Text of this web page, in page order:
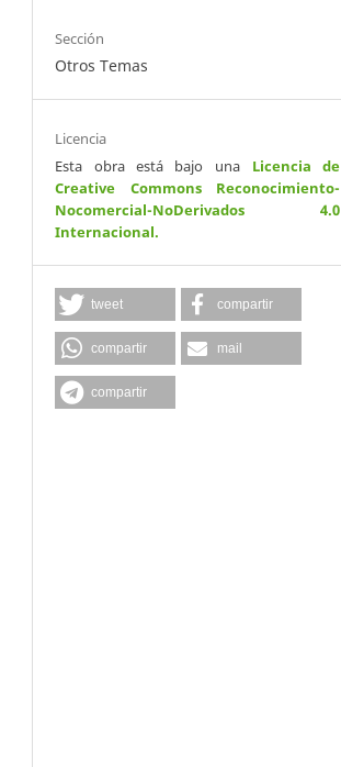
Sección
Otros Temas
Licencia
Esta obra está bajo una Licencia de
Creative Commons Reconocimiento-
Nocomercial-NoDerivados 4.0
Internacional.
tweet compartir
compartir mail
compartir